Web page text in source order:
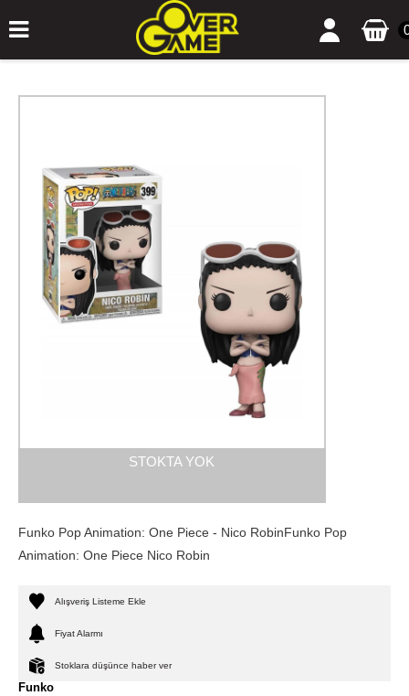
STOKTA YOK
Funko Pop Animation: One Piece - Nico RobinFunko Pop
Animation: One Piece Nico Robin
Alışveriş Listeme Ekle
Fiyat Alarmı
Stoklara düşünce haber ver
Funko